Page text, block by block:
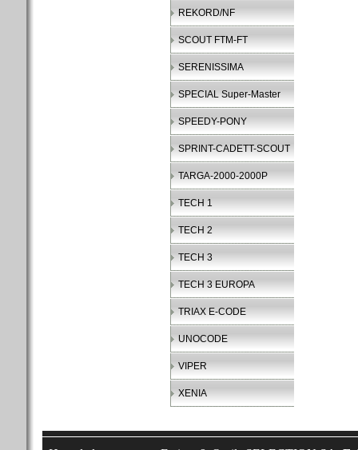
REKORD/NF
SCOUT FTM-FT
SERENISSIMA
SPECIAL Super-Master
SPEEDY-PONY
SPRINT-CADETT-SCOUT
TARGA-2000-2000P
TECH 1
TECH 2
TECH 3
TECH 3 EUROPA
TRIAX E-CODE
UNOCODE
VIPER
XENIA